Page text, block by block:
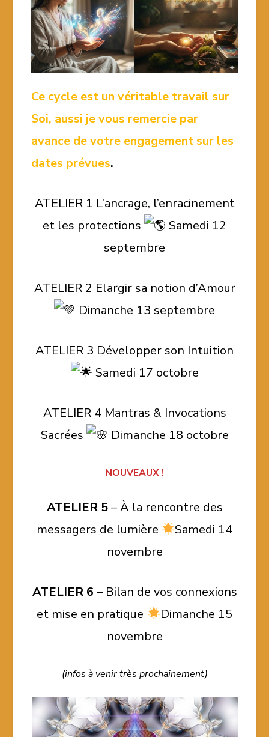
Ce cycle est un véritable travail sur
Soi, aussi je vous remercie par
avance de votre engagement sur les
dates prévues.
ATELIER 1 L’ancrage, l’enracinement
et les protections
Samedi 12
septembre
ATELIER 2 Elargir sa notion d’Amour
Dimanche 13 septembre
ATELIER 3 Développer son Intuition
Samedi 17 octobre
ATELIER 4 Mantras & Invocations
Sacrées
Dimanche 18 octobre
NOUVEAUX !
ATELIER 5– À la rencontre des
messagers de lumière
Samedi 14
novembre
ATELIER 6 – Bilan de vos connexions
et mise en pratique
Dimanche 15
novembre
(infos à venir très prochainement)